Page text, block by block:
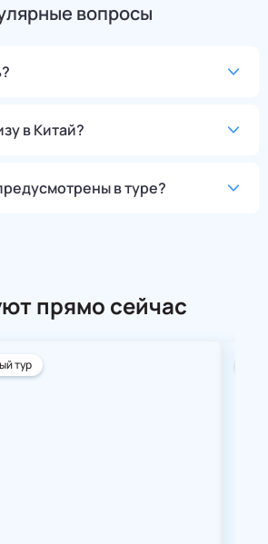
вопросы
в Китай?
в туре?
прямо сейчас
тур